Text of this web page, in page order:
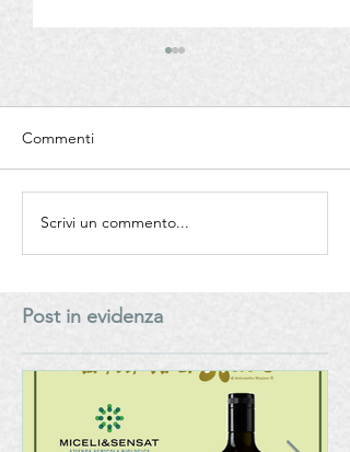
Bonarda Oltrepò Pavese -
Progetto
Commenti
Scrivi un commento...
Post in evidenza